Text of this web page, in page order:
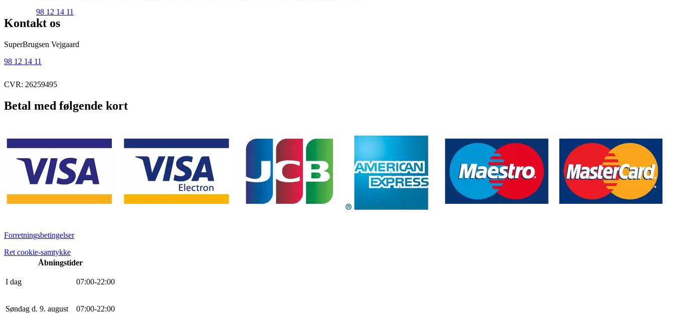
98 12 14 11
Kontakt os
SuperBrugsen Vejgaard
98 12 14 11
CVR: 26259495
Betal med følgende kort
Forretningsbetingelser
Ret cookie-samtykke
Åbningstider
I dag 07:00-22:00
Søndag d. 9. august 07:00-22:00